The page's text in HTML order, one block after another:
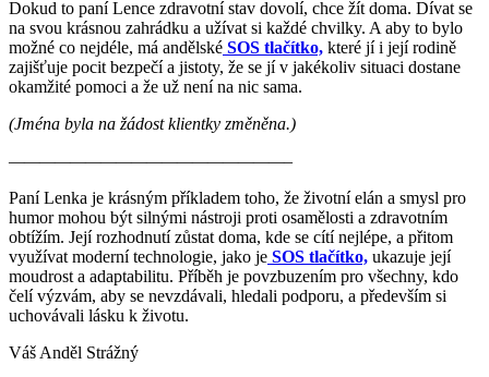
Dokud to paní Lence zdravotní stav dovolí, chce žít doma. Dívat se
na svou krásnou zahrádku a užívat si každé chvilky. A aby to bylo
možné co nejdéle, má andělské SOS tlačítko, které jí i její rodině
zajišťuje pocit bezpečí a jistoty, že se jí v jakékoliv situaci dostane
okamžité pomoci a že už není na nic sama.
(Jména byla na žádost klientky změněna.)
——————————————————–
Paní Lenka je krásným příkladem toho, že životní elán a smysl pro
humor mohou být silnými nástroji proti osamělosti a zdravotním
obtížím. Její rozhodnutí zůstat doma, kde se cítí nejlépe, a přitom
využívat moderní technologie, jako je SOS tlačítko, ukazuje její
moudrost a adaptabilitu. Příběh je povzbuzením pro všechny, kdo
čelí výzvám, aby se nevzdávali, hledali podporu, a především si
uchovávali lásku k životu.
Váš Anděl Strážný